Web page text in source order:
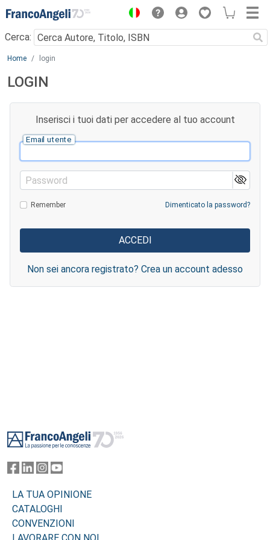
Menu
Cerca:
Main content
Home login
LOGIN
Inserisci i tuoi dati per accedere al tuo account
Email utente
Password
Remember Dimenticato la password?
Non sei ancora registrato? Crea un account adesso
LA TUA OPINIONE
CATALOGHI
CONVENZIONI